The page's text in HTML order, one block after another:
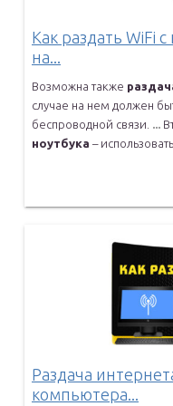
Как раздать WiFi
на...
Возможна также
случае на нем должен
беспроводной связи. ...
ноутбука –
Раздача
компьютера...